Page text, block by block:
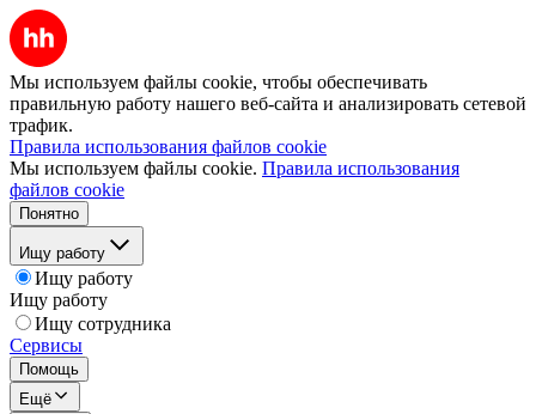
Мы используем файлы cookie, чтобы обеспечивать
правильную работу нашего веб-сайта и анализировать сетевой
трафик.
Правила использования файлов cookie
Мы используем файлы cookie. Правила использования
файлов cookie
Понятно
Ищу работу
Ищу работу
Ищу работу
Ищу сотрудника
Сервисы
Помощь
Ещё